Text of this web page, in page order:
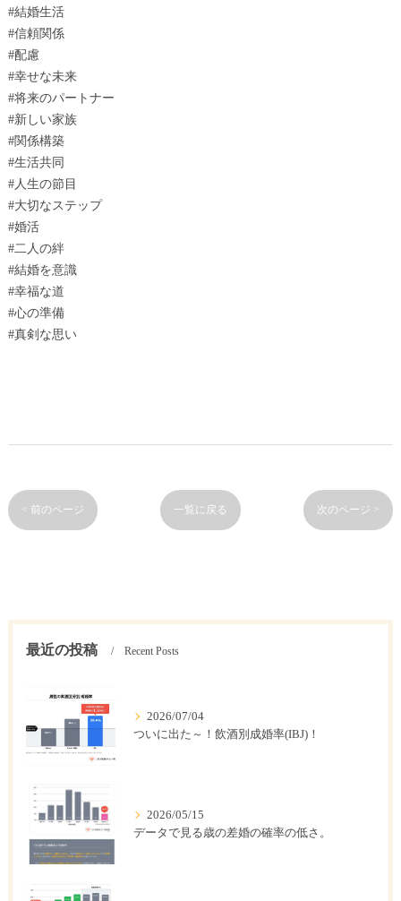
#結婚生活
#信頼関係
#配慮
#幸せな未来
#将来のパートナー
#新しい家族
#関係構築
#生活共同
#人生の節目
#大切なステップ
#婚活
#二人の絆
#結婚を意識
#幸福な道
#心の準備
#真剣な思い
< 前のページ 一覧に戻る 次のページ >
最近の投稿 Recent Posts
2026/07/04
ついに出た～！飲酒別成婚率(IBJ)！
2026/05/15
データで見る歳の差婚の確率の低さ。